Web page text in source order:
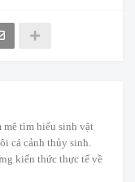
mê tìm hiểu sinh vật
cá cảnh thủy sinh.
kiến thức thực tế về